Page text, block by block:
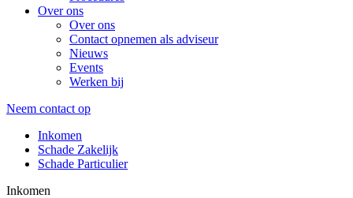
Over ons
Over ons
Contact opnemen als adviseur
Nieuws
Events
Werken bij
Neem contact op
Inkomen
Schade Zakelijk
Schade Particulier
Inkomen